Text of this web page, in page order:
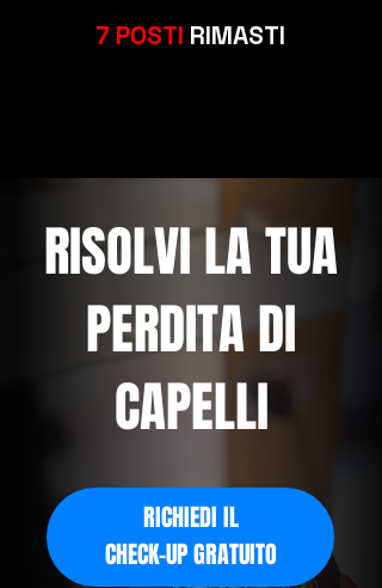
7 POSTI RIMASTI
RISOLVI LA TUA
PERDITA DI
CAPELLI
RICHIEDI IL
CHECK-UP GRATUITO